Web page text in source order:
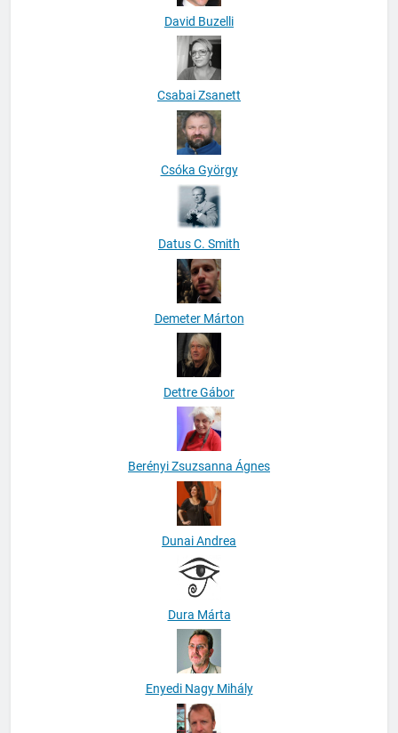
David Buzelli
Csabai Zsanett
Csóka György
Datus C. Smith
Demeter Márton
Dettre Gábor
Berényi Zsuzsanna Ágnes
Dunai Andrea
Dura Márta
Enyedi Nagy Mihály